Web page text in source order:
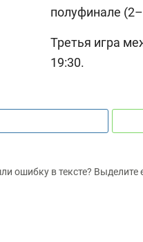
полуфинале
Третья игра
19:30.
ошибку в тексте? Выделите